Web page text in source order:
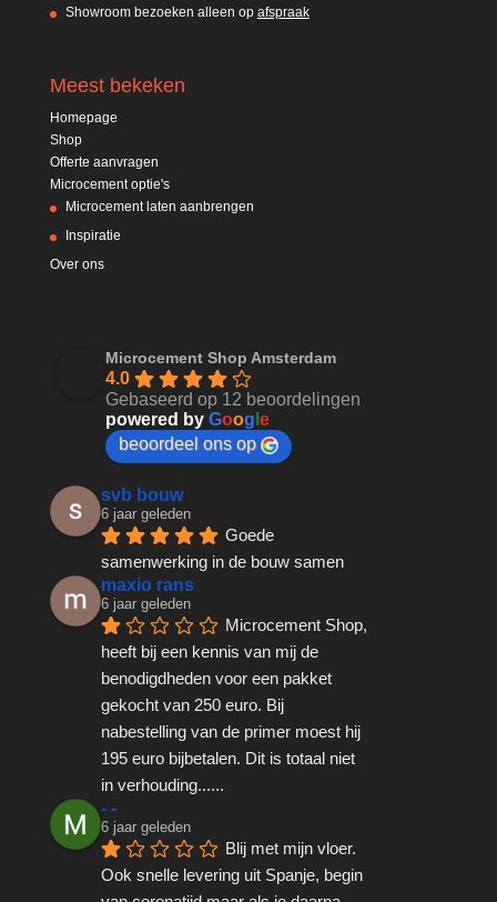
Showroom bezoeken alleen op afspraak
Meest bekeken
Homepage
Shop
Offerte aanvragen
Microcement optie's
Microcement laten aanbrengen
Inspiratie
Over ons
Microcement Shop Amsterdam
4.0
Gebaseerd op 12 beoordelingen
powered by Goog e
beoordeel ons op
svb bouw
6 jaar geleden
Goede
samenwerking in de bouw samen
maxio rans
6 jaar geleden
Microcement Shop,
heeft bij een kennis van mij de
benodigdheden voor een pakket
gekocht van 250 euro. Bij
nabestelling van de primer moest hij
195 euro bijbetalen. Dit is totaal niet
in verhouding......
- -
6 jaar geleden
Blij met mijn vloer.
Ook snelle levering uit Spanje, begin